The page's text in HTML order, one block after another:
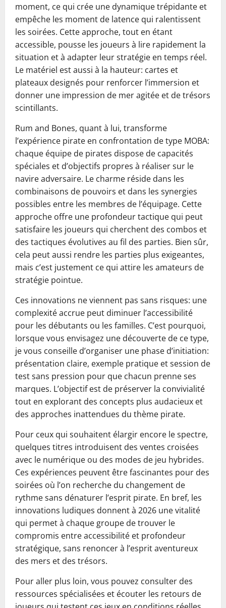
moment, ce qui crée une dynamique trépidante et
empêche les moment de latence qui ralentissent
les soirées. Cette approche, tout en étant
accessible, pousse les joueurs à lire rapidement la
situation et à adapter leur stratégie en temps réel.
Le matériel est aussi à la hauteur: cartes et
plateaux designés pour renforcer l’immersion et
donner une impression de mer agitée et de trésors
scintillants.
Rum and Bones, quant à lui, transforme
l’expérience pirate en confrontation de type MOBA:
chaque équipe de pirates dispose de capacités
spéciales et d’objectifs propres à réaliser sur le
navire adversaire. Le charme réside dans les
combinaisons de pouvoirs et dans les synergies
possibles entre les membres de l’équipage. Cette
approche offre une profondeur tactique qui peut
satisfaire les joueurs qui cherchent des combos et
des tactiques évolutives au fil des parties. Bien sûr,
cela peut aussi rendre les parties plus exigeantes,
mais c’est justement ce qui attire les amateurs de
stratégie pointue.
Ces innovations ne viennent pas sans risques: une
complexité accrue peut diminuer l’accessibilité
pour les débutants ou les familles. C’est pourquoi,
lorsque vous envisagez une découverte de ce type,
je vous conseille d’organiser une phase d’initiation:
présentation claire, exemple pratique et session de
test sans pression pour que chacun prenne ses
marques. L’objectif est de préserver la convivialité
tout en explorant des concepts plus audacieux et
des approches inattendues du thème pirate.
Pour ceux qui souhaitent élargir encore le spectre,
quelques titres introduisent des ventes croisées
avec le numérique ou des modes de jeu hybrides.
Ces expériences peuvent être fascinantes pour des
soirées où l’on recherche du changement de
rythme sans dénaturer l’esprit pirate. En bref, les
innovations ludiques donnent à 2026 une vitalité
qui permet à chaque groupe de trouver le
compromis entre accessibilité et profondeur
stratégique, sans renoncer à l’esprit aventureux
des mers et des trésors.
Pour aller plus loin, vous pouvez consulter des
ressources spécialisées et écouter les retours de